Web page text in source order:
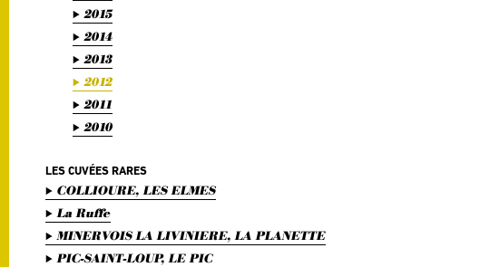
2015
2014
2013
2012
2011
2010
LES CUVÉES RARES
COLLIOURE, LES ELMES
La Ruffe
MINERVOIS LA LIVINIERE, LA PLANETTE
PIC-SAINT-LOUP, LE PIC